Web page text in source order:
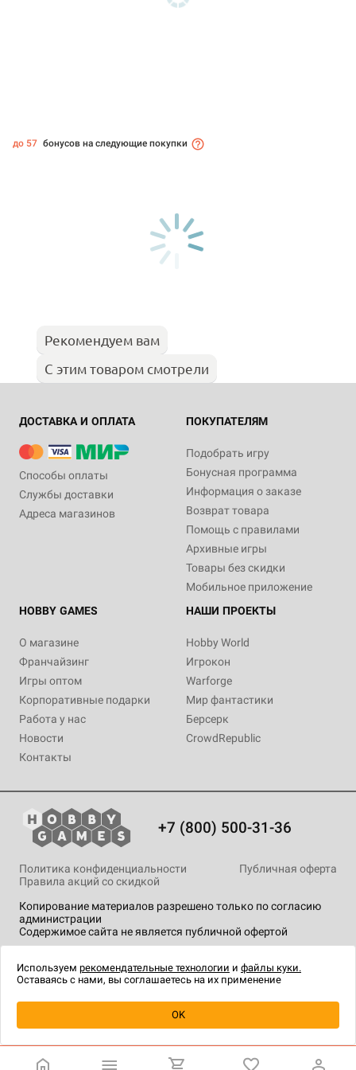
Уведомить о наличии
до 57 бонусов на следующие покупки
Рекомендуем вам
С этим товаром смотрели
ДОСТАВКА И ОПЛАТА
Способы оплаты
Службы доставки
Адреса магазинов
ПОКУПАТЕЛЯМ
Подобрать игру
Бонусная программа
Информация о заказе
Возврат товара
Помощь с правилами
Архивные игры
Товары без скидки
Мобильное приложение
HOBBY GAMES
О магазине
Франчайзинг
Игры оптом
Корпоративные подарки
Работа у нас
Новости
Контакты
НАШИ ПРОЕКТЫ
Hobby World
Игрокон
Warforge
Мир фантастики
Берсерк
CrowdRepublic
+7 (800) 500-31-36
Копирование материалов разрешено только по согласию
администрации
Содержимое сайта не является публичной офертой
Политика конфиденциальности
Публичная оферта
Правила акций со скидкой
технологии.
Используем рекомендательные технологии и файлы куки.
Оставаясь с нами, вы соглашаетесь на их применение
OK